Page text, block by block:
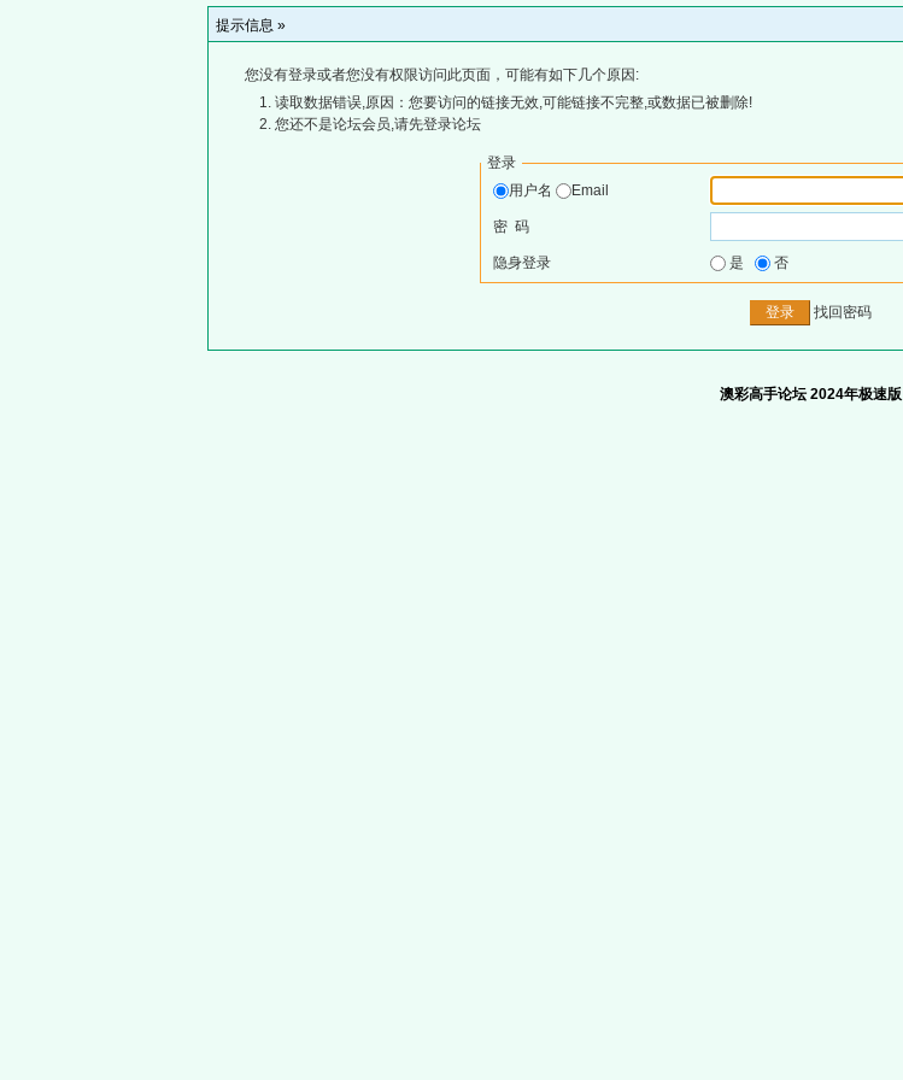
提示信息 »
您没有登录或者您没有权限访问此页面，可能有如下几个原因:
读取数据错误,原因：您要访问的链接无效,可能链接不完整,或数据已被删除!
您还不是论坛会员,请先登录论坛
登录
用户名
Email
密 码
隐身登录 是 否
找回密码
澳彩高手论坛 2024年极速版